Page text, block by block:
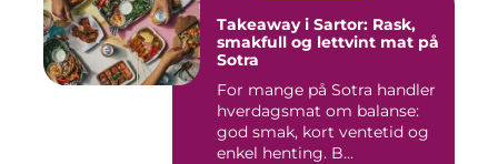
Takeaway i Sartor: Rask,
smakfull og lettvint mat på
Sotra
For mange på Sotra handler
hverdagsmat om balanse:
god smak, kort ventetid og
enkel henting. B...